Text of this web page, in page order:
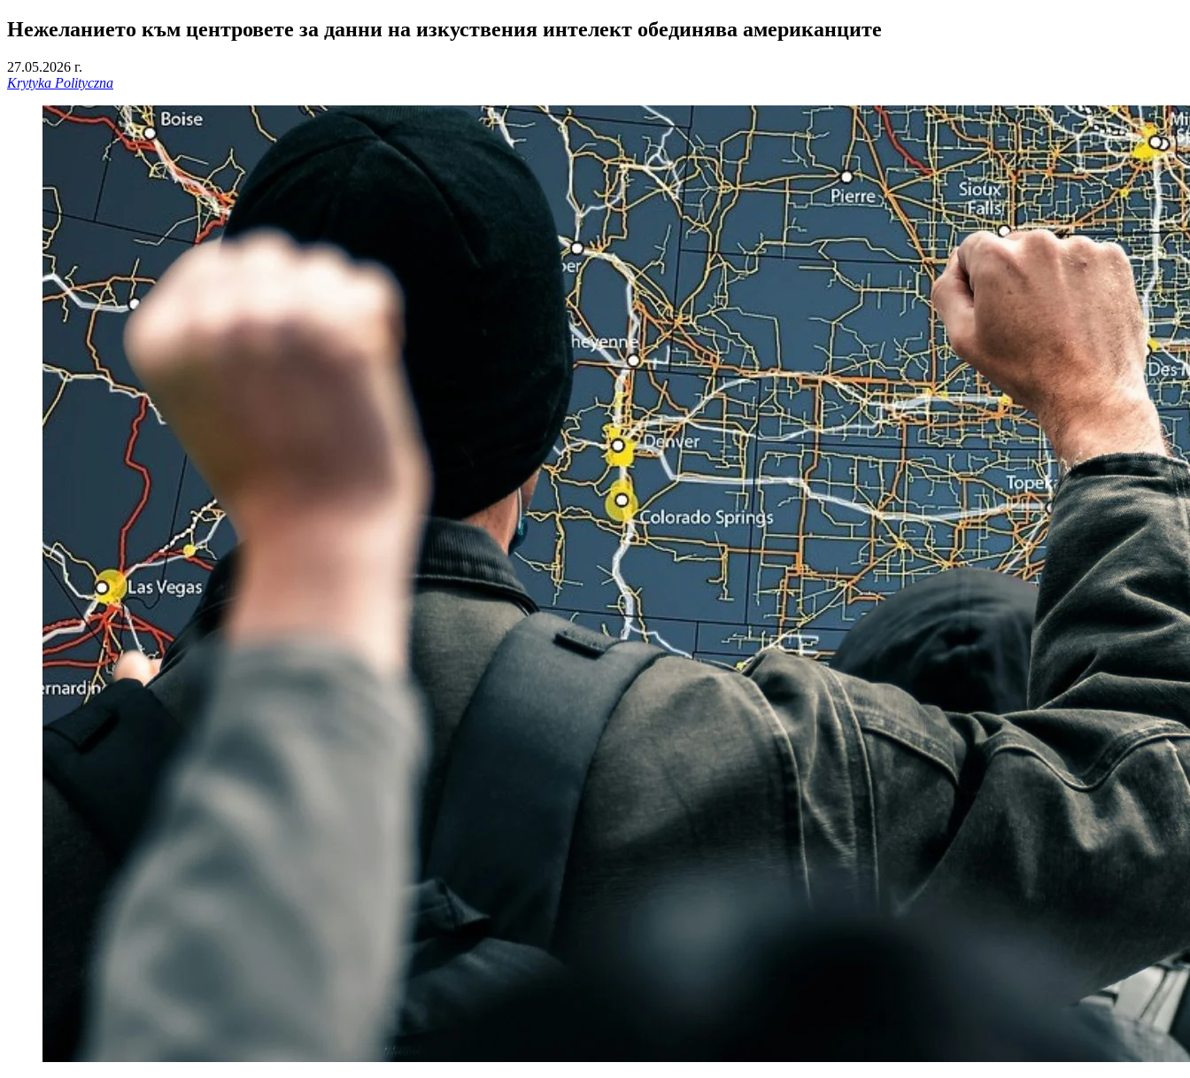
Нежеланието към центровете за данни на изкуствения интелект обединява американците
27.05.2026 г.
Krytyka Polityczna